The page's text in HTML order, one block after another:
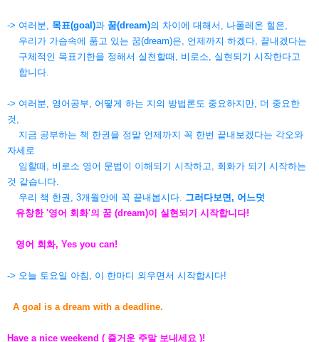
-> 여러분, 목표(goal)과 꿈(dream)의 차이에 대해서, 나폴레온 힐은,
우리가 가슴속에 품고 있는 꿈(dream)은, 언제까지 하겠다, 끝내겠다는
구체적인 목표기한을 정해서 실천할때, 비로소, 실현되기 시작한다고
합니다.
-> 여러분, 영어공부, 어떻게 하는 지의 방법론도 중요하지만, 더 중요한
것,
지금 공부하는 책 한권을 정말 언제까지 꼭 한번 끝내보겠다는 각오와
자세로
임할때, 비로소 영어 문법이 이해되기 시작하고, 회화가 되기 시작하는
것 같습니다.
우리 책 한권, 3개월안에 꼭 끝내봅시다. 그러다보면, 어느덧
유창한 '영어 회화'의 꿈 (dream)이 실현되기 시작합니다!
영어 회화, Yes you can!
-> 오늘 토요일 아침, 이 한마디 외우면서 시작합시다!
A goal is a dream with a deadline.
Have a nice weekend ( 즐거운 주말 보내세요 )!